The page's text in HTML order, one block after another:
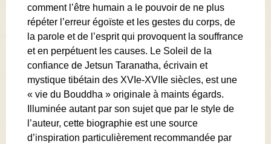
comment l’être humain a le pouvoir de ne plus
répéter l’erreur égoïste et les gestes du corps, de
la parole et de l’esprit qui provoquent la souffrance
et en perpétuent les causes. Le Soleil de la
confiance de Jetsun Taranatha, écrivain et
mystique tibétain des XVIe-XVIIe siècles, est une
« vie du Bouddha » originale à maints égards.
Illuminée autant par son sujet que par le style de
l’auteur, cette biographie est une source
d’inspiration particulièrement recommandée par